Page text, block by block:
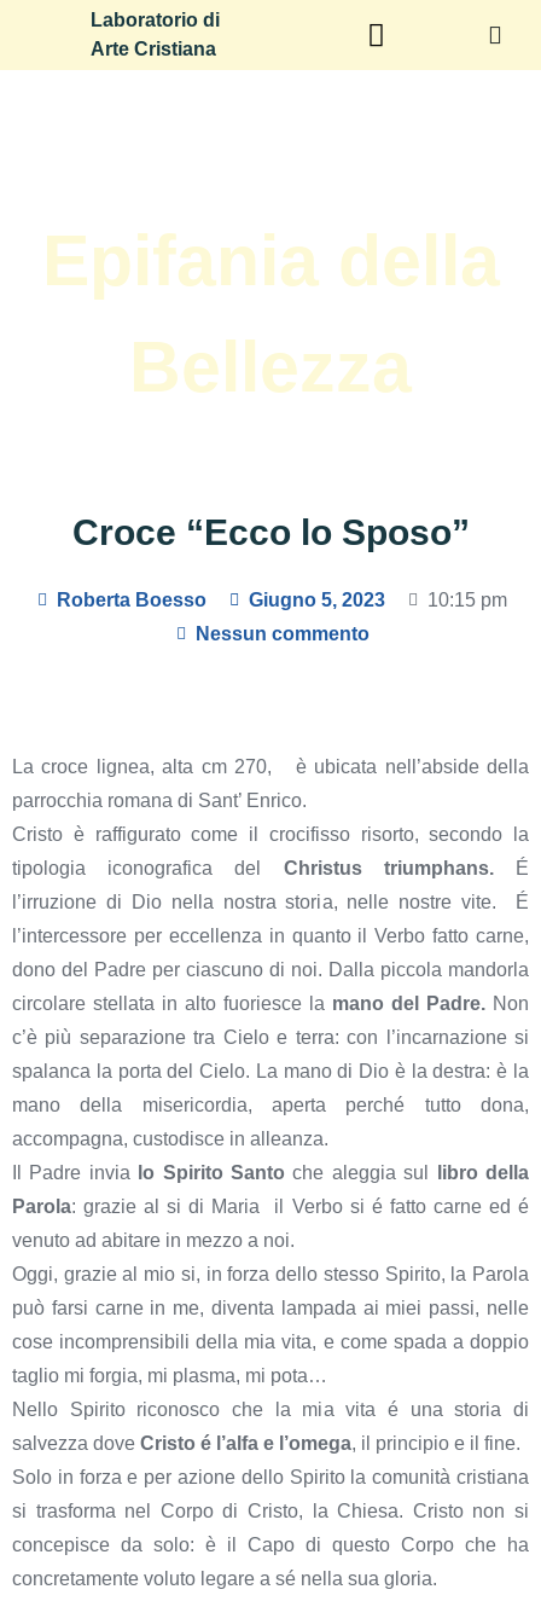
Laboratorio di
Arte Cristiana
Epifania della
Bellezza
Croce “Ecco lo Sposo”
Roberta Boesso Giugno 5, 2023
10:15 pm
Nessun commento
La croce lignea, alta cm 270, è ubicata nell’abside della
parrocchia romana di Sant’ Enrico.
Cristo è raffigurato come il crocifisso risorto, secondo la
tipologia iconografica del Christus triumphans.
É
l’irruzione di Dio nella nostra storia, nelle nostre vite. É
l’intercessore per eccellenza in quanto il Verbo fatto carne,
dono del Padre per ciascuno di noi. Dalla piccola mandorla
circolare stellata in alto fuoriesce la mano del Padre. Non
c’è più separazione tra Cielo e terra: con l’incarnazione si
spalanca la porta del Cielo. La mano di Dio è la destra: è la
mano della misericordia, aperta perché tutto dona,
accompagna, custodisce in alleanza.
Il Padre invia
lo Spirito Santoche aleggia sul
libro della
Parola: grazie al si di Maria il Verbo si é fatto carne ed é
venuto ad abitare in mezzo a noi.
Oggi, grazie al mio si, in forza dello stesso Spirito, la Parola
può farsi carne in me, diventa lampada ai miei passi, nelle
cose incomprensibili della mia vita, e come spada a doppio
taglio mi forgia, mi plasma, mi pota…
Nello Spirito riconosco che la mia vita é una storia di
salvezza dove Cristo é l’alfa e l’omega, il principio e il fine.
Solo in forza e per azione dello Spirito la comunità cristiana
si trasforma nel Corpo di Cristo, la Chiesa. Cristo non si
concepisce da solo: è il Capo di questo Corpo che ha
concretamente voluto legare a sé nella sua gloria.